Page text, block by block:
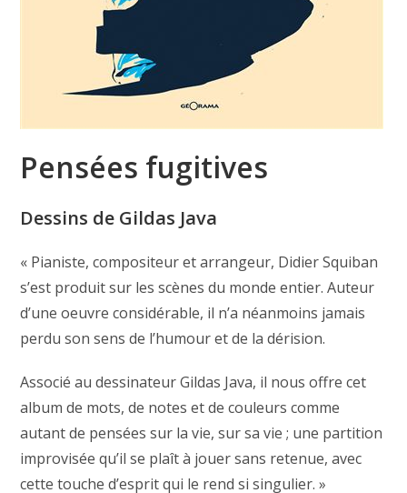
Pensées fugitives
Dessins de Gildas Java
« Pianiste, compositeur et arrangeur, Didier Squiban
s’est produit sur les scènes du monde entier. Auteur
d’une oeuvre considérable, il n’a néanmoins jamais
perdu son sens de l’humour et de la dérision.
Associé au dessinateur Gildas Java, il nous offre cet
album de mots, de notes et de couleurs comme
autant de pensées sur la vie, sur sa vie ; une partition
improvisée qu’il se plaît à jouer sans retenue, avec
cette touche d’esprit qui le rend si singulier. »